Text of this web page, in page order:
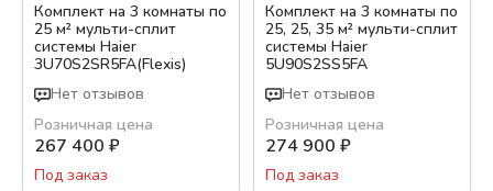
Комплект на 3 комнаты по
25 м² мульти-сплит
системы Haier
3U70S2SR5FA(Flexis)
Нет отзывов
Розничная цена
267 400 ₽
Под заказ
Комплект на 3 комнаты по
25, 25, 35 м² мульти-сплит
системы Haier
5U90S2SS5FA
Нет отзывов
Розничная цена
274 900 ₽
Под заказ